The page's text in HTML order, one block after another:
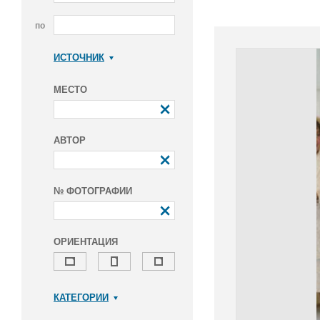
по
ИСТОЧНИК
МЕСТО
АВТОР
№ ФОТОГРАФИИ
ОРИЕНТАЦИЯ
КАТЕГОРИИ